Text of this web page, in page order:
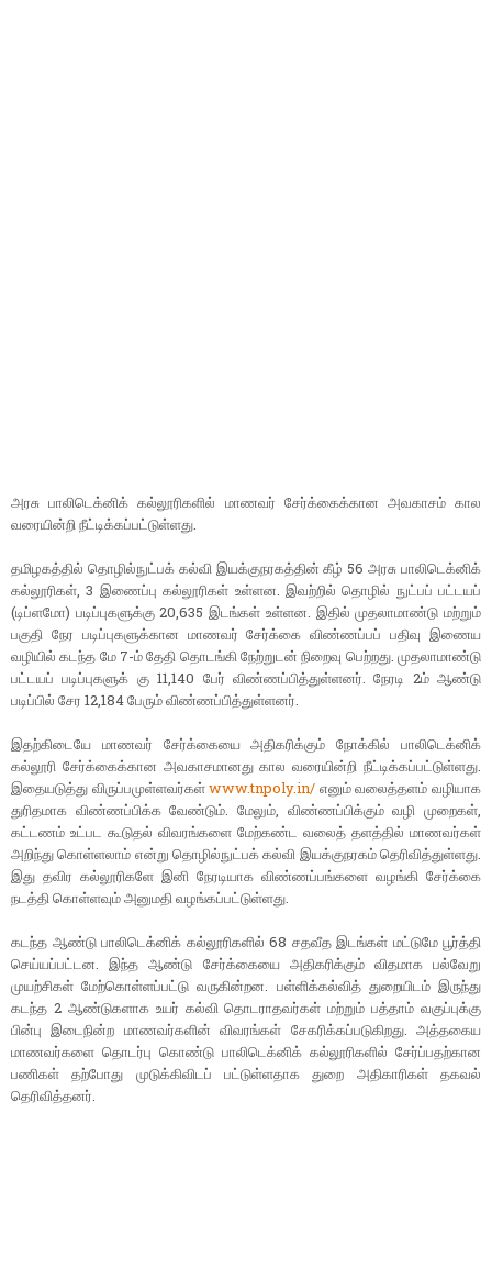
அரசு பாலிடெக்னிக் கல்லூரிகளில் மாணவர் சேர்க்கைக்கான அவகாசம் கால
வரையின்றி நீட்டிக்கப்பட்டுள்ளது.
தமிழகத்தில் தொழில்நுட்பக் கல்வி இயக்குநரகத்தின் கீழ் 56 அரசு பாலிடெக்னிக்
கல்லூரிகள், 3 இணைப்பு கல்லூரிகள் உள்ளன. இவற்றில் தொழில் நுட்பப் பட்டயப்
(டிப்ளமோ) படிப்புகளுக்கு 20,635 இடங்கள் உள்ளன. இதில் முதலாமாண்டு மற்றும்
பகுதி நேர படிப்புகளுக்கான மாணவர் சேர்க்கை விண்ணப்பப் பதிவு இணைய
வழியில் கடந்த மே 7-ம் தேதி தொடங்கி நேற்றுடன் நிறைவு பெற்றது. முதலாமாண்டு
பட்டயப் படிப்புகளுக் கு 11,140 பேர் விண்ணப்பித்துள்ளனர். நேரடி 2ம் ஆண்டு
படிப்பில் சேர 12,184 பேரும் விண்ணப்பித்துள்ளனர்.
இதற்கிடையே மாணவர் சேர்க்கையை அதிகரிக்கும் நோக்கில் பாலிடெக்னிக்
கல்லூரி சேர்க்கைக்கான அவகாசமானது கால வரையின்றி நீட்டிக்கப்பட்டுள்ளது.
இதையடுத்து விருப்பமுள்ளவர்கள்www.tnpoly.in/ எனும் வலைத்தளம் வழியாக
துரிதமாக விண்ணப்பிக்க வேண்டும். மேலும், விண்ணப்பிக்கும் வழி முறைகள்,
கட்டணம் உட்பட கூடுதல் விவரங்களை மேற்கண்ட வலைத் தளத்தில் மாணவர்கள்
அறிந்து கொள்ளலாம் என்று தொழில்நுட்பக் கல்வி இயக்குநரகம் தெரிவித்துள்ளது.
இது தவிர கல்லூரிகளே இனி நேரடியாக விண்ணப்பங்களை வழங்கி சேர்க்கை
நடத்தி கொள்ளவும் அனுமதி வழங்கப்பட்டுள்ளது.
கடந்த ஆண்டு பாலிடெக்னிக் கல்லூரிகளில் 68 சதவீத இடங்கள் மட்டுமே பூர்த்தி
செய்யப்பட்டன. இந்த ஆண்டு சேர்க்கையை அதிகரிக்கும் விதமாக பல்வேறு
முயற்சிகள் மேற்கொள்ளப்பட்டு வருகின்றன. பள்ளிக்கல்வித் துறையிடம் இருந்து
கடந்த 2 ஆண்டுகளாக உயர் கல்வி தொடராதவர்கள் மற்றும் பத்தாம் வகுப்புக்கு
பின்பு இடைநின்ற மாணவர்களின் விவரங்கள் சேகரிக்கப்படுகிறது. அத்தகைய
மாணவர்களை தொடர்பு கொண்டு பாலிடெக்னிக் கல்லூரிகளில் சேர்ப்பதற்கான
பணிகள் தற்போது முடுக்கிவிடப் பட்டுள்ளதாக துறை அதிகாரிகள் தகவல்
தெரிவித்தனர்.